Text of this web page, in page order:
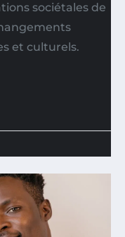
sociétales de
et culturels.